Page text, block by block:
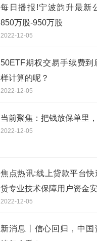
每日播报!宁波韵升最新
850万股-950万股
2022-12-05
50ETF期权交易手续费到
样计算的呢？
2022-12-05
当前聚焦：把钱放保单里
2022-12-05
焦点热讯:线上贷款平台快
贷专业技术保障用户资金
2022-12-05
新消息丨信心回归，中国